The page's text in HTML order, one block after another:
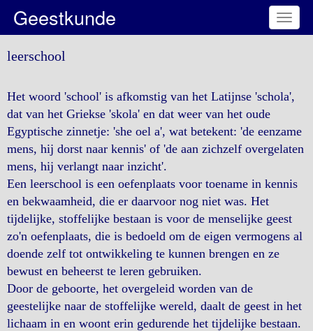
Toggle
Geestkunde
leerschool
Het woord 'school' is afkomstig van het Latijnse 'schola',
dat van het Griekse 'skola' en dat weer van het oude
Egyptische zinnetje: 'she oel a', wat betekent: 'de eenzame
mens, hij dorst naar kennis' of 'de aan zichzelf overgelaten
mens, hij verlangt naar inzicht'.
Een leerschool is een oefenplaats voor toename in kennis
en bekwaamheid, die er daarvoor nog niet was. Het
tijdelijke, stoffelijke bestaan is voor de menselijke geest
zo'n oefenplaats, die is bedoeld om de eigen vermogens al
doende zelf tot ontwikkeling te kunnen brengen en ze
bewust en beheerst te leren gebruiken.
Door de geboorte, het overgeleid worden van de
geestelijke naar de stoffelijke wereld, daalt de geest in het
lichaam in en woont erin gedurende het tijdelijke bestaan.